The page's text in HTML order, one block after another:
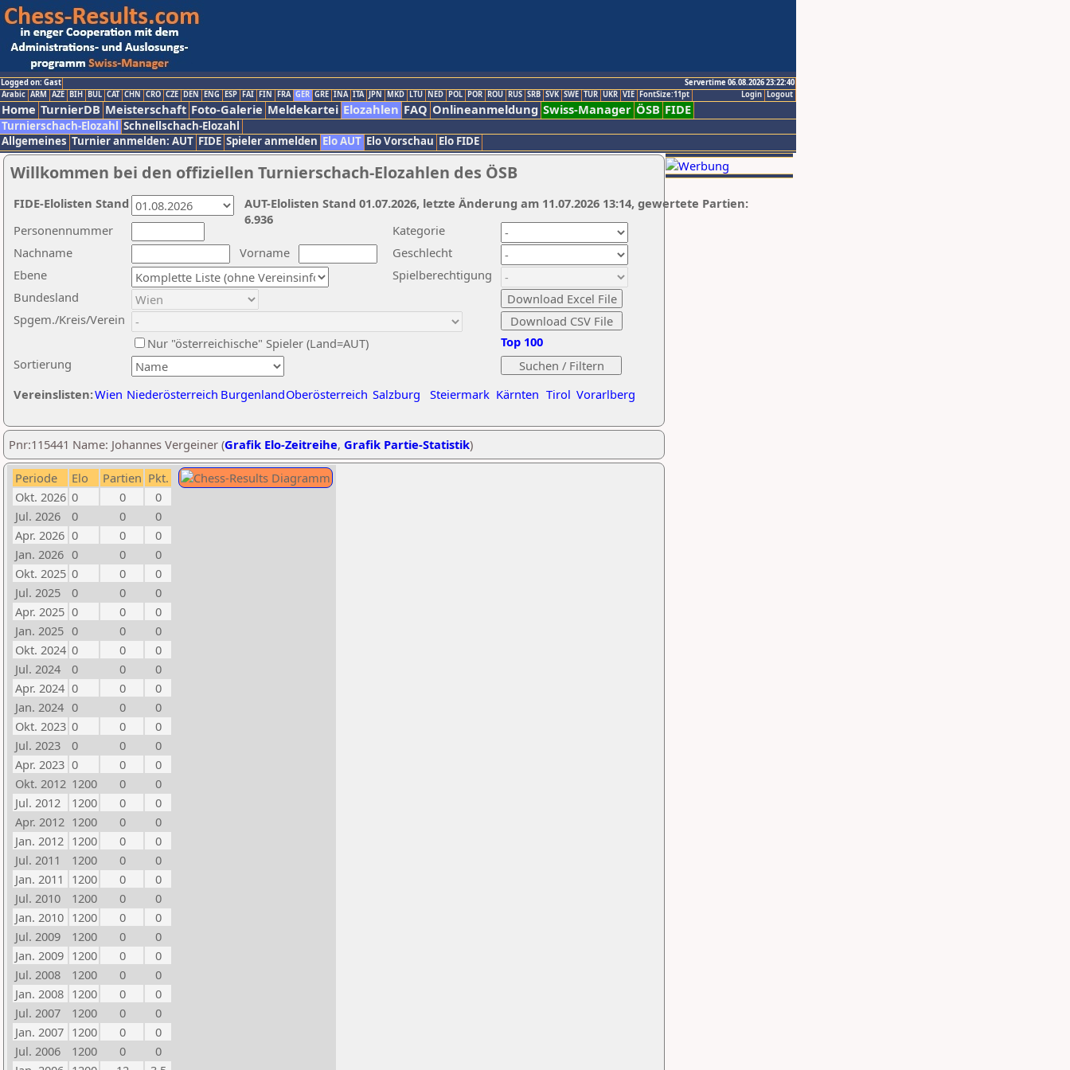
Logged on: Gast
Servertime 06.08.2026 23:22:40
Logout
Login
Arabic ARM AZE BIH BUL CAT CHN CRO CZE DEN ENG ESP FAI FIN FRA GER GRE INA ITA JPN MKD LTU NED POL POR ROU RUS SRB SVK SWE TUR UKR VIE FontSize:11pt
Home TurnierDB Meisterschaft Foto-Galerie Meldekartei Elozahlen FAQ Onlineanmeldung Swiss-Manager ÖSB FIDE
Turnierschach-Elozahl Schnellschach-Elozahl
Allgemeines Turnier anmelden: AUT FIDE Spieler anmelden Elo AUT Elo Vorschau Elo FIDE
Willkommen bei den offiziellen Turnierschach-Elozahlen des ÖSB
Nachname
Vorname
Ebene
Kategorie
Sortierung
Personennummer
Bundesland
Spgem./Kreis/Verein
Geschlecht
Nur "österreichische" Spieler (Land=AUT)
Spielberechtigung
Vereinslisten:Wien Niederösterreich BurgenlandOberösterreich Salzburg Steiermark Kärnten Tirol Vorarlberg
Top 100
AUT-Elolisten Stand 01.07.2026, letzte Änderung am 11.07.2026 13:14, gewertete Partien:
6.936
FIDE-Elolisten Stand
Pnr:115441 Name: Johannes Vergeiner (Grafik Elo-Zeitreihe, Grafik Partie-Statistik)
Periode Elo Partien Pkt.
Okt. 2026 0 0
0
Jul. 2026
0 0
0
Apr. 2026 0 0
0
Jan. 2026 0 0
0
Okt. 2025 0 0
0
Jul. 2025
0 0
0
Apr. 2025 0 0
0
Jan. 2025 0 0
0
Okt. 2024 0 0
0
Jul. 2024
0 0
0
Apr. 2024 0 0
0
Jan. 2024 0 0
0
Okt. 2023 0 0
0
Jul. 2023
0 0
0
Apr. 2023 0 0
0
Okt. 2012 1200 0
0
Jul. 2012
1200 0
0
Apr. 2012 1200 0
0
Jan. 2012 1200 0
0
Jul. 2011
1200 0
0
Jan. 2011
1200 0
0
Jul. 2010
1200 0
0
Jan. 2010 1200 0
0
Jul. 2009
1200 0
0
Jan. 2009 1200 0
0
Jul. 2008
1200 0
0
Jan. 2008 1200 0
0
Jul. 2007
1200 0
0
Jan. 2007 1200 0
0
Jul. 2006
1200 0
0